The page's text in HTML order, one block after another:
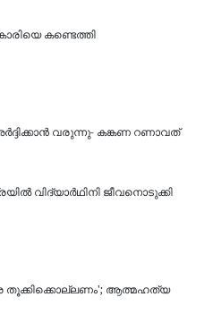
കണ്ടെത്തി
വരുന്നു- കങ്കണ റണാവത്
വിദ്യാർഥിനി ജീവനൊടുക്കി
തൂക്കിക്കൊല്ലണം'; ആത്മഹത്യ